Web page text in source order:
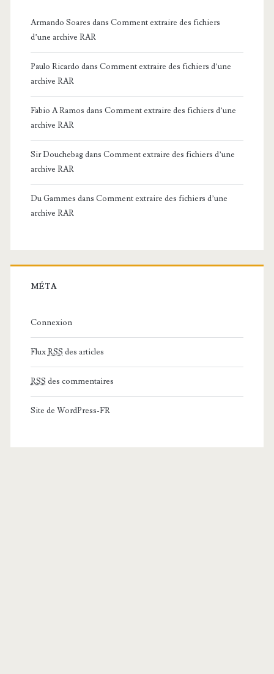
Armando Soares dans Comment extraire des fichiers
d’une archive RAR
Paulo Ricardo dans Comment extraire des fichiers d’une
archive RAR
Fabio A Ramos dans Comment extraire des fichiers d’une
archive RAR
Sir Douchebagdans Comment extraire des fichiers d’une
archive RAR
Du Gammes dans Comment extraire des fichiers d’une
archive RAR
MÉTA
Connexion
FluxRSS des articles
RSS des commentaires
Site de WordPress-FR